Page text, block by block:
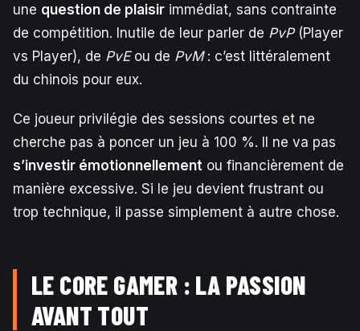
une question de plaisir immédiat, sans contrainte
de compétition. Inutile de leur parler de PvP(Player
vs Player), de PvEou de PvM: c’est littéralement
du chinois pour eux.
Ce joueur privilégie des sessions courtes et ne
cherche pas à poncer un jeu à 100 %. Il ne va pas
s’investir émotionnellement ou financièrement de
manière excessive. Si le jeu devient frustrant ou
trop technique, il passe simplement à autre chose.
LE CORE GAMER : LA PASSION
AVANT TOUT